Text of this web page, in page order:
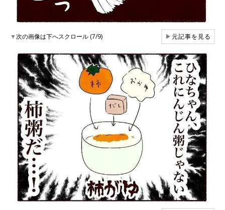
▼次の画像は下へスクロール (7/9) ▶元記事を見る